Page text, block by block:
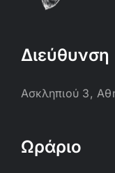
Διεύθυνση
Ασκληπιού 3,
Ωράριο